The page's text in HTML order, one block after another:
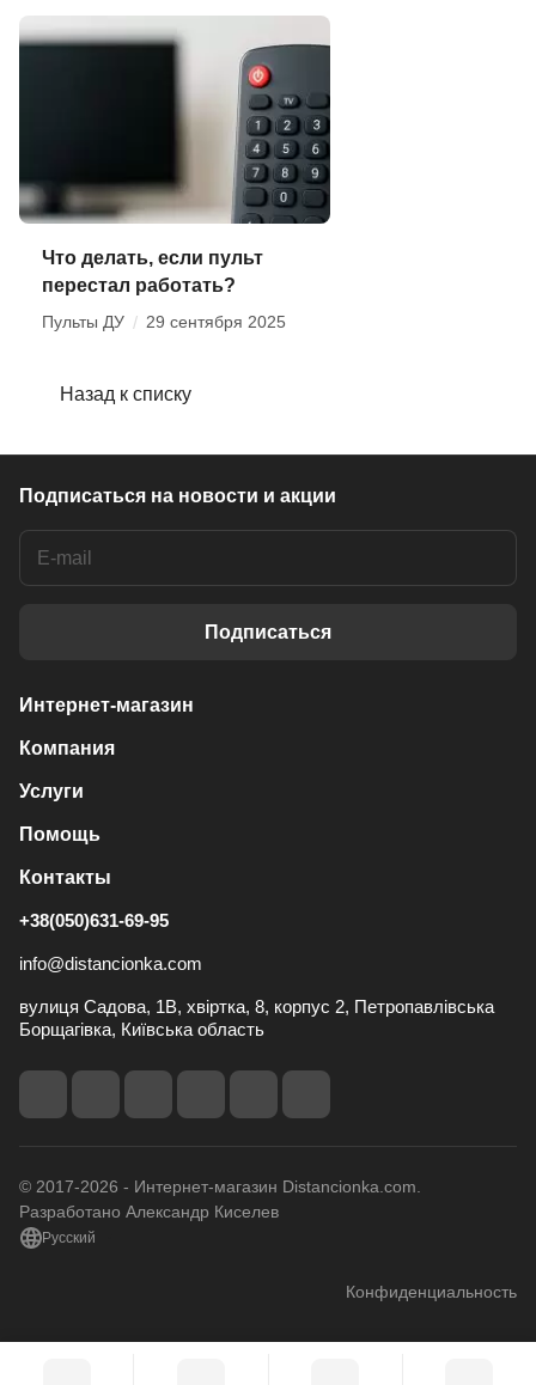
Что делать, если пульт
перестал работать?
Пульты ДУ / 29 сентября 2025
Назад к списку
Подписаться на новости и акции
Подписаться
Интернет-магазин
Компания
Услуги
Помощь
Контакты
+38(050)631-69-95
info@distancionka.com
вулиця Садова, 1В, хвіртка, 8, корпус 2, Петропавлівська
Борщагівка, Київська область
© 2017-2026 - Интернет-магазин Distancionka.com.
Разработано Александр Киселев
Русский
Конфиденциальность